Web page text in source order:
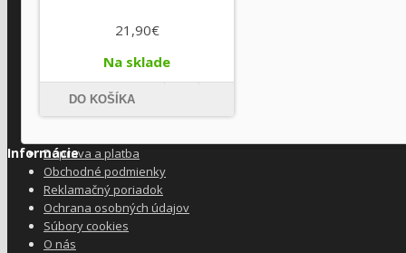
21,90€
Na sklade
DO KOŠÍKA
InformácieDoprava a platba
Obchodné podmienky
Reklamačný poriadok
Ochrana osobných údajov
Súbory cookies
O nás